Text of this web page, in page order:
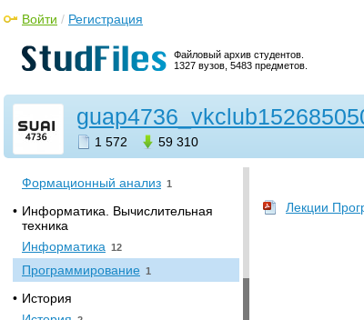
Файловый архив студентов.
1327 вузов, 5483 предметов.
Войти / Регистрация
1 572 59 310
Добыча нефти и газа
Литология
Минералогия 2
Полевая геофизика 1
Физика пласта 2
Формационный анализ 1
• Информатика. Вычислительная
техника
Информатика 12
Программирование 1
• История
Лекции